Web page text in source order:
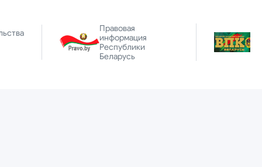
Правовая
информация
Республики
Беларусь